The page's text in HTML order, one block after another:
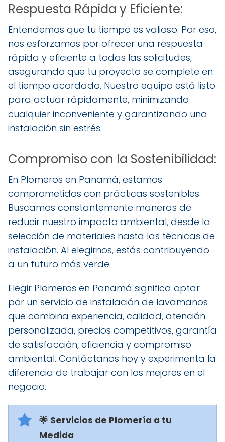
Respuesta Rápida y Eficiente:
Entendemos que tu tiempo es valioso. Por eso,
nos esforzamos por ofrecer una respuesta
rápida y eficiente a todas las solicitudes,
asegurando que tu proyecto se complete en
el tiempo acordado. Nuestro equipo está listo
para actuar rápidamente, minimizando
cualquier inconveniente y garantizando una
instalación sin estrés.
Compromiso con la Sostenibilidad:
En Plomeros en Panamá, estamos
comprometidos con prácticas sostenibles.
Buscamos constantemente maneras de
reducir nuestro impacto ambiental, desde la
selección de materiales hasta las técnicas de
instalación. Al elegirnos, estás contribuyendo
a un futuro más verde.
Elegir Plomeros en Panamá significa optar
por un servicio de instalación de lavamanos
que combina experiencia, calidad, atención
personalizada, precios competitivos, garantía
de satisfacción, eficiencia y compromiso
ambiental. Contáctanos hoy y experimenta la
diferencia de trabajar con los mejores en el
negocio.
🌟 Servicios de Plomería a tu
Medida